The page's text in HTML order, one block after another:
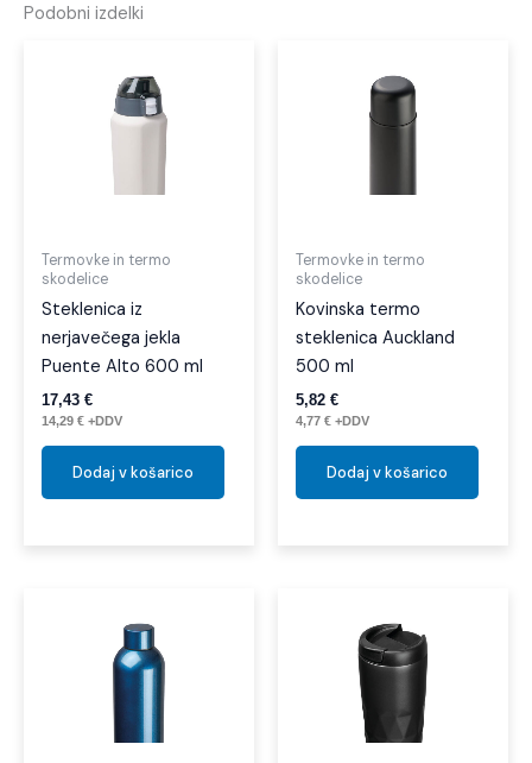
Podobni izdelki
Termovke in termo
skodelice
Steklenica iz
nerjavečega jekla
Puente Alto 600 ml
17,43 €
14,29 € +DDV
Dodaj v košarico
Termovke in termo
skodelice
Kovinska termo
steklenica Auckland
500 ml
5,82 €
4,77 € +DDV
Dodaj v košarico